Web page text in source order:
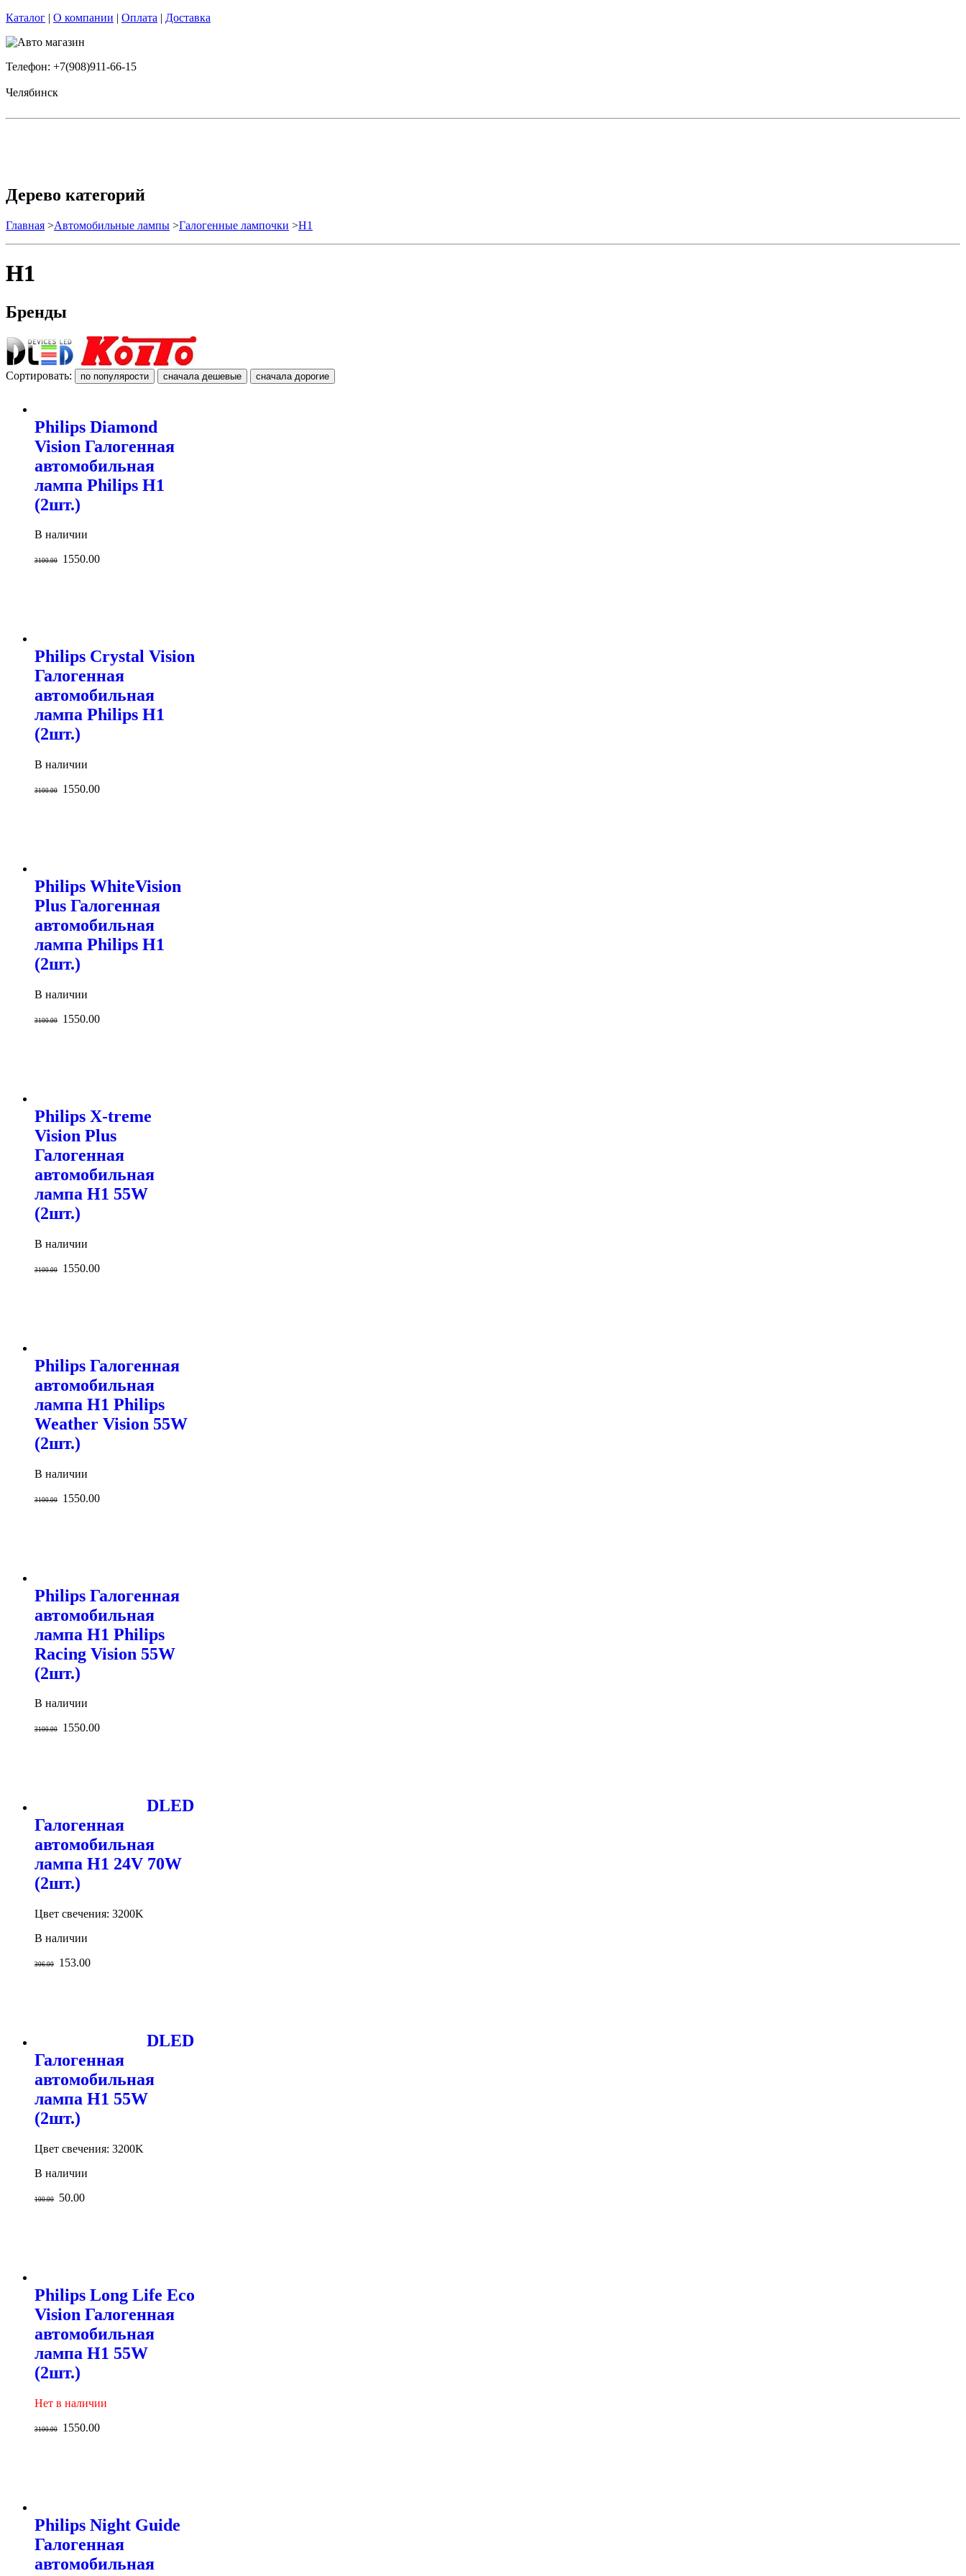
Каталог | О компании | Оплата | Доставка
Телефон: +7(908)911-66-15
Челябинск
Дерево категорий
Главная >Автомобильные лампы >Галогенные лампочки >H1
H1
Бренды
Сортировать:
Philips Diamond
Vision Галогенная
автомобильная
лампа Philips H1
(2шт.)
В наличии
3100.00 1550.00
Philips Crystal Vision
Галогенная
автомобильная
лампа Philips H1
(2шт.)
В наличии
3100.00 1550.00
Philips WhiteVision
Plus Галогенная
автомобильная
лампа Philips H1
(2шт.)
В наличии
3100.00 1550.00
Philips X-treme
Vision Plus
Галогенная
автомобильная
лампа H1 55W
(2шт.)
В наличии
3100.00 1550.00
Philips Галогенная
автомобильная
лампа H1 Philips
Weather Vision 55W
(2шт.)
В наличии
3100.00 1550.00
Philips Галогенная
автомобильная
лампа H1 Philips
Racing Vision 55W
(2шт.)
В наличии
3100.00 1550.00
DLED
Галогенная
автомобильная
лампа H1 24V 70W
(2шт.)
Цвет свечения: 3200K
В наличии
306.00 153.00
DLED
Галогенная
автомобильная
лампа H1 55W
(2шт.)
Цвет свечения: 3200K
В наличии
100.00 50.00
Philips Long Life Eco
Vision Галогенная
автомобильная
лампа H1 55W
(2шт.)
Нет в наличии
3100.00 1550.00
Philips Night Guide
Галогенная
автомобильная